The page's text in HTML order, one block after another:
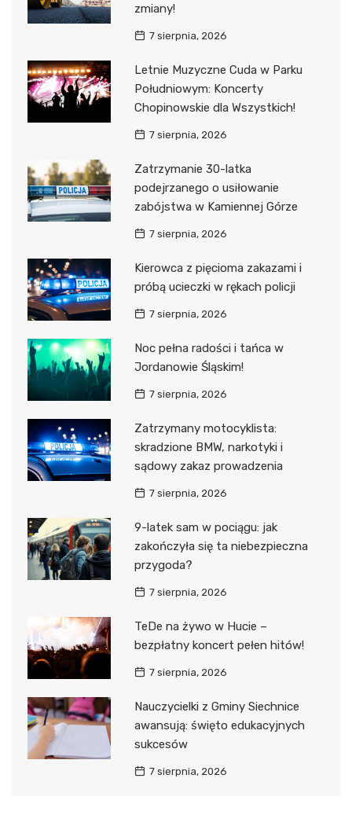
zmiany!
7 sierpnia, 2026
Letnie Muzyczne Cuda w Parku
Południowym: Koncerty
Chopinowskie dla Wszystkich!
7 sierpnia, 2026
Zatrzymanie 30-latka
podejrzanego o usiłowanie
zabójstwa w Kamiennej Górze
7 sierpnia, 2026
Kierowca z pięcioma zakazami i
próbą ucieczki w rękach policji
7 sierpnia, 2026
Noc pełna radości i tańca w
Jordanowie Śląskim!
7 sierpnia, 2026
Zatrzymany motocyklista:
skradzione BMW, narkotyki i
sądowy zakaz prowadzenia
7 sierpnia, 2026
9-latek sam w pociągu: jak
zakończyła się ta niebezpieczna
przygoda?
7 sierpnia, 2026
TeDe na żywo w Hucie –
bezpłatny koncert pełen hitów!
7 sierpnia, 2026
Nauczycielki z Gminy Siechnice
awansują: święto edukacyjnych
sukcesów
7 sierpnia, 2026